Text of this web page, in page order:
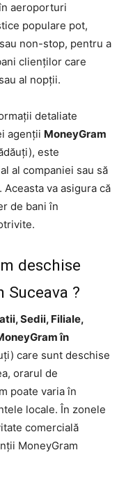
aeroporturi
populare pot,
non-stop, pentru a
clienților care
al nopții.
detaliate
agenții MoneyGram
este
al companiei sau să
va asigura că
de bani în
deschise
Suceava ?
Sedii, Filiale,
în
care sunt deschise
orarul de
poate varia în
locale. În zonele
comercială
MoneyGram